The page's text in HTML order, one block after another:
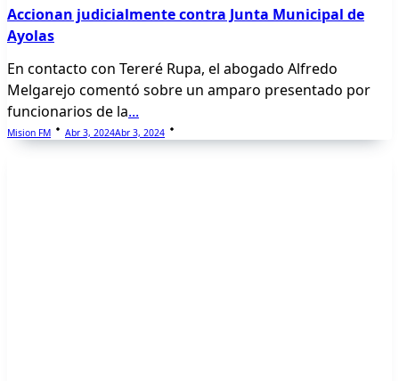
Accionan judicialmente contra Junta Municipal de
Ayolas
En contacto con Tereré Rupa, el abogado Alfredo
Melgarejo comentó sobre un amparo presentado por
funcionarios de la...
Mision FM Abr 3, 2024Abr 3, 2024